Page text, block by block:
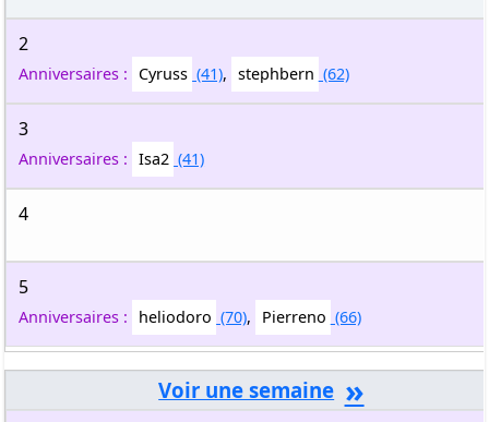
2
Anniversaires : Cyruss (41), stephbern (62)
3
Anniversaires : Isa2 (41)
4
5
Anniversaires : heliodoro (70), Pierreno (66)
»